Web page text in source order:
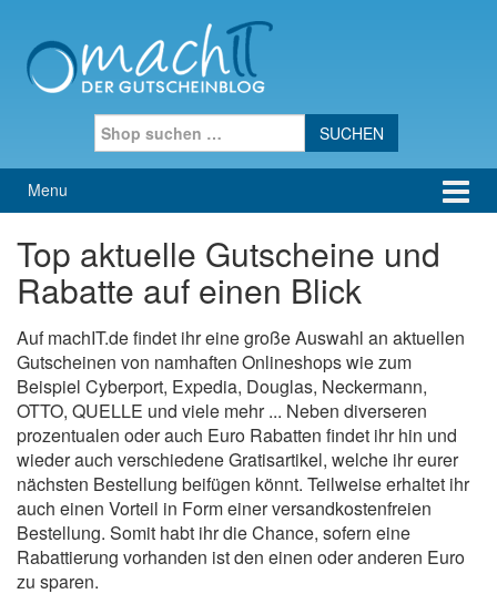
Menu
Top aktuelle Gutscheine und
Rabatte auf einen Blick
Auf machIT.de findet ihr eine große Auswahl an aktuellen
Gutscheinen von namhaften Onlineshops wie zum
Beispiel Cyberport, Expedia, Douglas, Neckermann,
OTTO, QUELLE und viele mehr ... Neben diverseren
prozentualen oder auch Euro Rabatten findet ihr hin und
wieder auch verschiedene Gratisartikel, welche ihr eurer
nächsten Bestellung beifügen könnt. Teilweise erhaltet ihr
auch einen Vorteil in Form einer versandkostenfreien
Bestellung. Somit habt ihr die Chance, sofern eine
Rabattierung vorhanden ist den einen oder anderen Euro
zu sparen.